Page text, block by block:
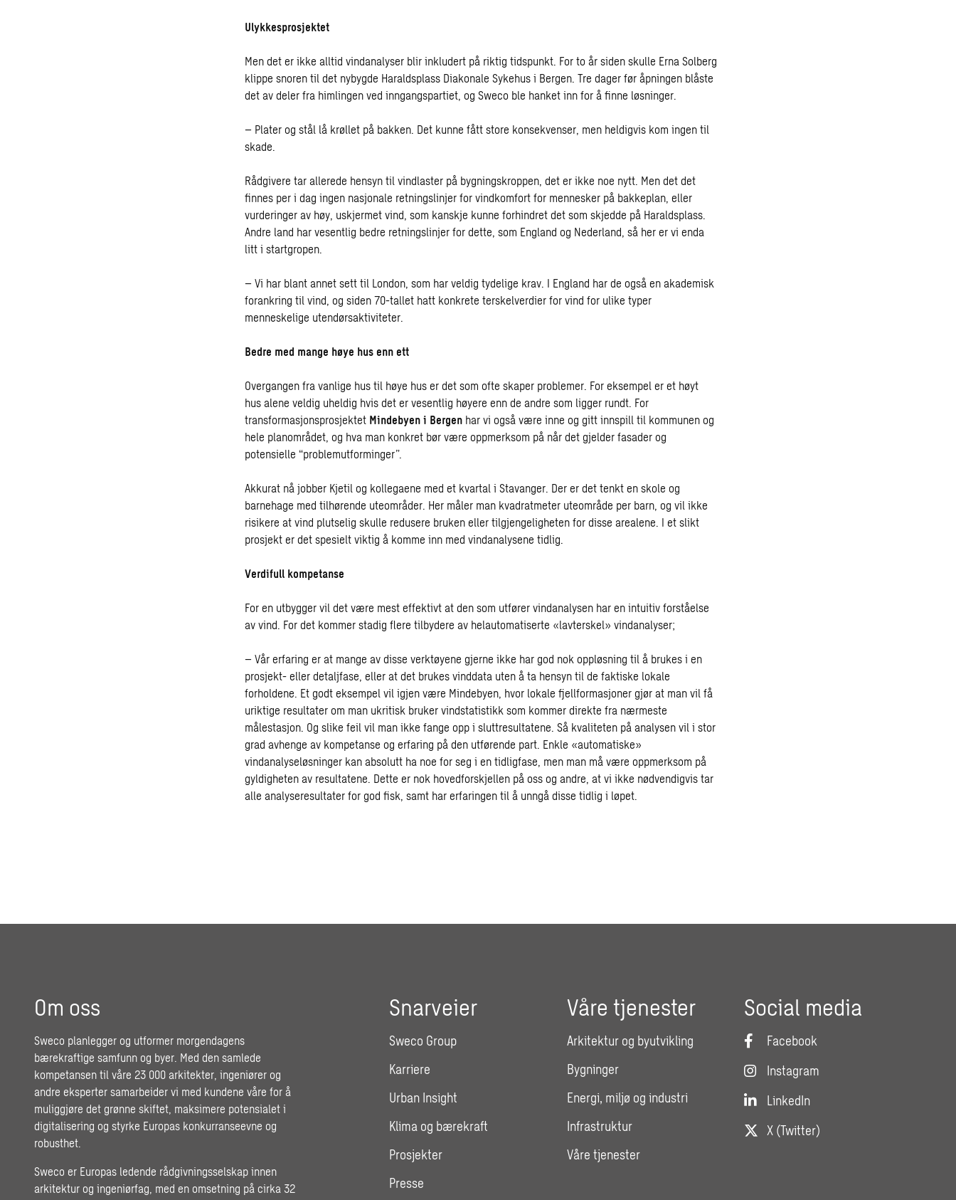
Ulykkesprosjektet
Men det er ikke alltid vindanalyser blir inkludert på riktig tidspunkt. For to år siden skulle Erna Solberg
klippe snoren til det nybygde Haraldsplass Diakonale Sykehus i Bergen. Tre dager før åpningen blåste
det av deler fra himlingen ved inngangspartiet, og Sweco ble hanket inn for å finne løsninger.
– Plater og stål lå krøllet på bakken. Det kunne fått store konsekvenser, men heldigvis kom ingen til
skade.
Rådgivere tar allerede hensyn til vindlaster på bygningskroppen, det er ikke noe nytt. Men det det
finnes per i dag ingen nasjonale retningslinjer for vindkomfort for mennesker på bakkeplan, eller
vurderinger av høy, uskjermet vind, som kanskje kunne forhindret det som skjedde på Haraldsplass.
Andre land har vesentlig bedre retningslinjer for dette, som England og Nederland, så her er vi enda
litt i startgropen.
– Vi har blant annet sett til London, som har veldig tydelige krav. I England har de også en akademisk
forankring til vind, og siden 70-tallet hatt konkrete terskelverdier for vind for ulike typer
menneskelige utendørsaktiviteter.
Bedre med mange høye hus enn ett
Overgangen fra vanlige hus til høye hus er det som ofte skaper problemer. For eksempel er et høyt
hus alene veldig uheldig hvis det er vesentlig høyere enn de andre som ligger rundt. For
transformasjonsprosjektet Mindebyen i Bergen har vi også være inne og gitt innspill til kommunen og
hele planområdet, og hva man konkret bør være oppmerksom på når det gjelder fasader og
potensielle “problemutforminger”.
Akkurat nå jobber Kjetil og kollegaene med et kvartal i Stavanger. Der er det tenkt en skole og
barnehage med tilhørende uteområder. Her måler man kvadratmeter uteområde per barn, og vil ikke
risikere at vind plutselig skulle redusere bruken eller tilgjengeligheten for disse arealene. I et slikt
prosjekt er det spesielt viktig å komme inn med vindanalysene tidlig.
Verdifull kompetanse
For en utbygger vil det være mest effektivt at den som utfører vindanalysen har en intuitiv forståelse
av vind. For det kommer stadig flere tilbydere av helautomatiserte «lavterskel» vindanalyser;
– Vår erfaring er at mange av disse verktøyene gjerne ikke har god nok oppløsning til å brukes i en
prosjekt- eller detaljfase, eller at det brukes vinddata uten å ta hensyn til de faktiske lokale
forholdene. Et godt eksempel vil igjen være Mindebyen, hvor lokale fjellformasjoner gjør at man vil få
uriktige resultater om man ukritisk bruker vindstatistikk som kommer direkte fra nærmeste
målestasjon. Og slike feil vil man ikke fange opp i sluttresultatene. Så kvaliteten på analysen vil i stor
grad avhenge av kompetanse og erfaring på den utførende part. Enkle «automatiske»
vindanalyseløsninger kan absolutt ha noe for seg i en tidligfase, men man må være oppmerksom på
gyldigheten av resultatene. Dette er nok hovedforskjellen på oss og andre, at vi ikke nødvendigvis tar
alle analyseresultater for god fisk, samt har erfaringen til å unngå disse tidlig i løpet.
Om oss
Sweco planlegger og utformer morgendagens
bærekraftige samfunn og byer. Med den samlede
kompetansen til våre 23 000 arkitekter, ingeniører og
andre eksperter samarbeider vi med kundene våre for å
muliggjøre det grønne skiftet, maksimere potensialet i
digitalisering og styrke Europas konkurranseevne og
robusthet.
Sweco er Europas ledende rådgivningsselskap innen
arkitektur og ingeniørfag, med en omsetning på cirka 32
Snarveier
Sweco Group
Karriere
Urban Insight
Klima og bærekraft
Prosjekter
Presse
Våre tjenester
Arkitektur og byutvikling
Bygninger
Energi, miljø og industri
Infrastruktur
Våre tjenester
Social media
Facebook
Instagram
LinkedIn
X (Twitter)